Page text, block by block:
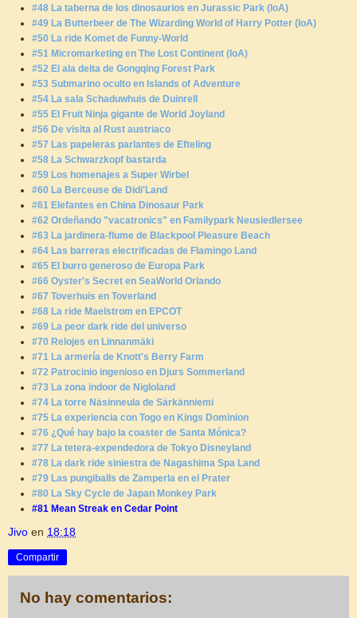
#48 La taberna de los dinosaurios en Jurassic Park (IoA)
#49 La Butterbeer de The Wizarding World of Harry Potter (IoA)
#50 La ride Komet de Funny-World
#51 Micromarketing en The Lost Continent (IoA)
#52 El ala delta de Gongqing Forest Park
#53 Submarino oculto en Islands of Adventure
#54 La sala Schaduwhuis de Duinrell
#55 El Fruit Ninja gigante de World Joyland
#56 De visita al Rust austriaco
#57 Las papeleras parlantes de Efteling
#58 La Schwarzkopf bastarda
#59 Los homenajes a Super Wirbel
#60 La Berceuse de Didi'Land
#61 Elefantes en China Dinosaur Park
#62 Ordeñando "vacatronics" en Familypark Neusiedlersee
#63 La jardinera-flume de Blackpool Pleasure Beach
#64 Las barreras electrificadas de Flamingo Land
#65 El burro generoso de Europa Park
#66 Oyster's Secret en SeaWorld Orlando
#67 Toverhuis en Toverland
#68 La ride Maelstrom en EPCOT
#69 La peor dark ride del universo
#70 Relojes en Linnanmäki
#71 La armería de Knott's Berry Farm
#72 Patrocinio ingenioso en Djurs Sommerland
#73 La zona indoor de Nigloland
#74 La torre Näsinneula de Särkänniemi
#75 La experiencia con Togo en Kings Dominion
#76 ¿Qué hay bajo la coaster de Santa Mónica?
#77 La tetera-expendedora de Tokyo Disneyland
#78 La dark ride siniestra de Nagashima Spa Land
#79 Las pungiballs de Zamperla en el Prater
#80 La Sky Cycle de Japan Monkey Park
#81 Mean Streak en Cedar Point
Jivo en 18:18
Compartir
No hay comentarios: